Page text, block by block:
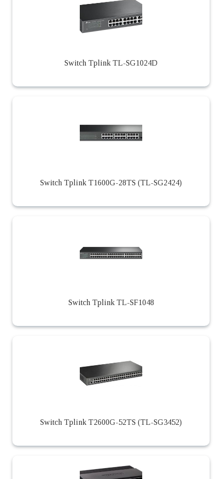
Switch Tplink TL-SG1024D
Switch Tplink T1600G-28TS (TL-SG2424)
Switch Tplink TL-SF1048
Switch Tplink T2600G-52TS (TL-SG3452)